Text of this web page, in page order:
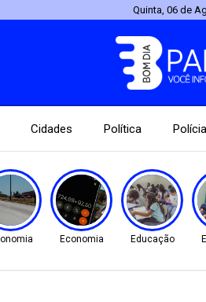
Quinta, 06 de
Cidades Política Polícia
Economia Educação